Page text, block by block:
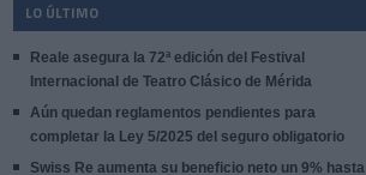
LO ÚLTIMO
Reale asegura la 72ª edición del Festival
Internacional de Teatro Clásico de Mérida
Aún quedan reglamentos pendientes para
completar la Ley 5/2025 del seguro obligatorio
Swiss Re aumenta su beneficio neto un 9% hasta